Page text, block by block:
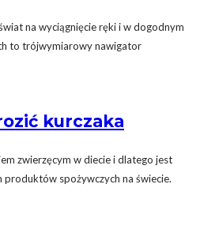
na wyciągnięcie ręki i w dogodnym
to trójwymiarowy nawigator
kurczaka
zwierzęcym w diecie i dlatego jest
produktów spożywczych na świecie.